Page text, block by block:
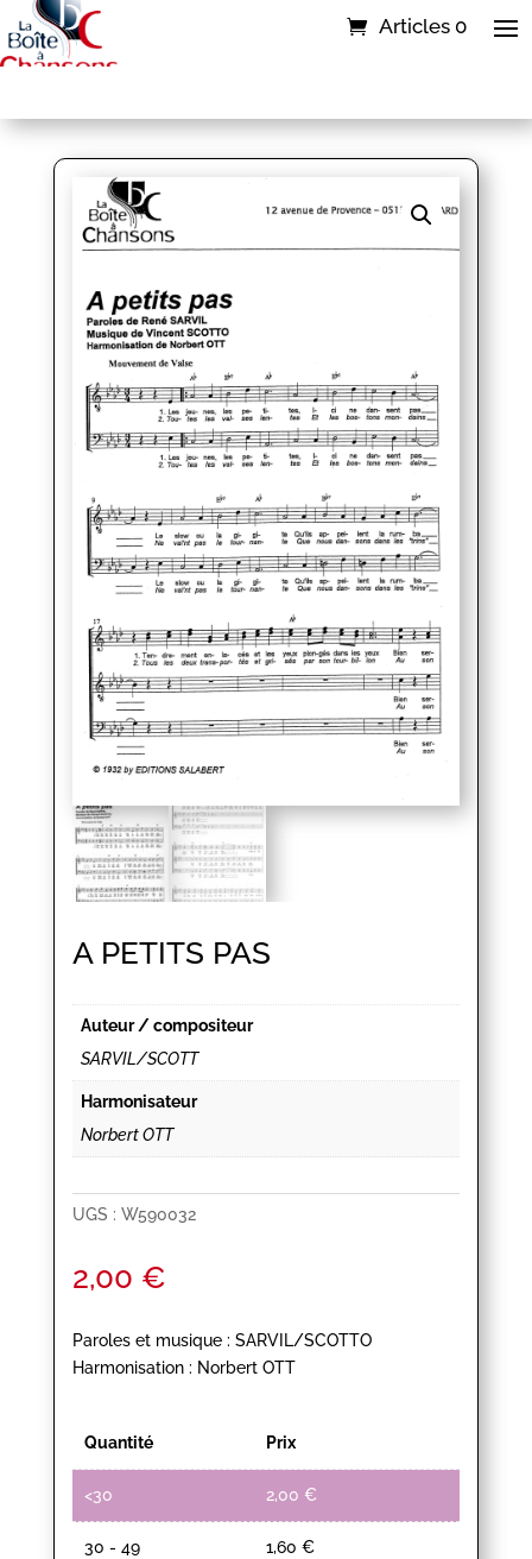
Articles 0
A PETITS PAS
Auteur / compositeur
SARVIL/SCOTT
Harmonisateur
Norbert OTT
UGS : W590032
2,00 €
Paroles et musique : SARVIL/SCOTTO
Harmonisation : Norbert OTT
Quantité Prix
<30 2,00 €
30 - 49 1,60 €